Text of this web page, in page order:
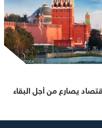
يصارع من أجل البقاء